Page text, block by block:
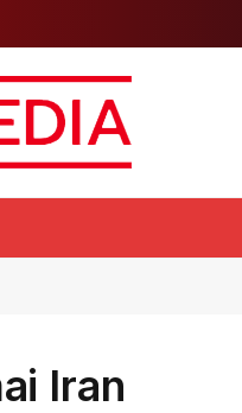
Iran